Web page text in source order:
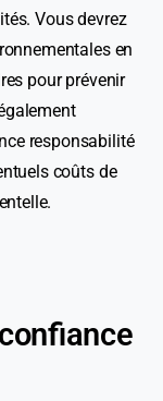
Vous devrez
en
pour prévenir
responsabilité
coûts de